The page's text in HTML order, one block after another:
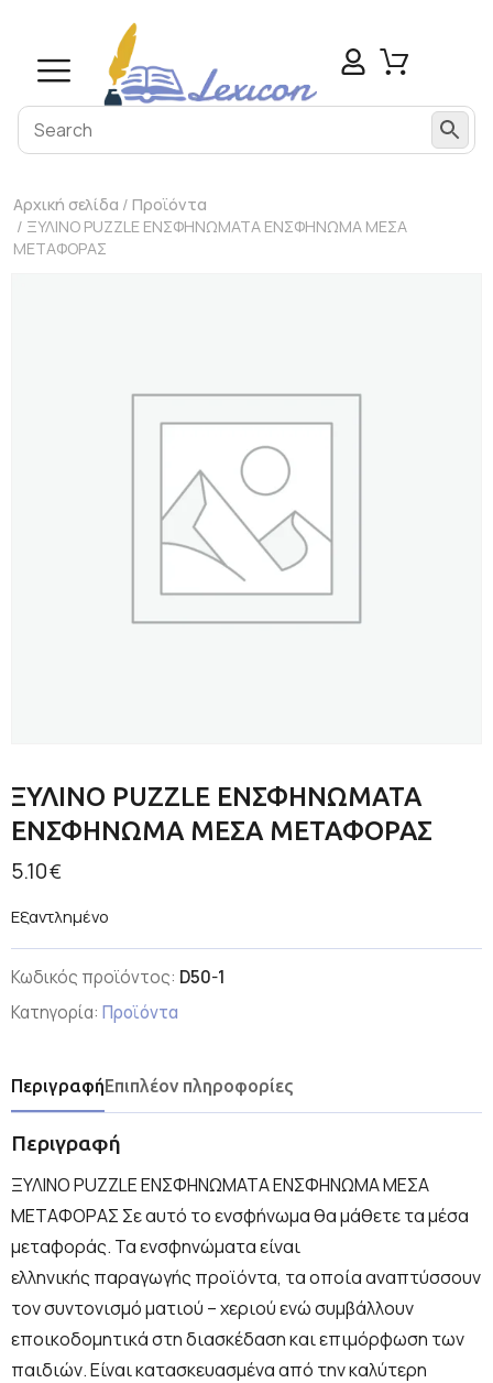
Αρχική σελίδα / Προϊόντα
/ ΞΥΛΙΝΟ PUZZLE ΕΝΣΦΗΝΩΜΑΤΑ ΕΝΣΦΗΝΩΜΑ ΜΕΣΑ
ΜΕΤΑΦΟΡΑΣ
ΞΥΛΙΝΟ PUZZLE ΕΝΣΦΗΝΩΜΑΤΑ
ΕΝΣΦΗΝΩΜΑ ΜΕΣΑ ΜΕΤΑΦΟΡΑΣ
5.10€
Εξαντλημένο
Κωδικός προϊόντος: D50-1
Κατηγορία: Προϊόντα
ΠεριγραφήΕπιπλέον πληροφορίες
Περιγραφή
ΞΥΛΙΝΟ PUZZLE ΕΝΣΦΗΝΩΜΑΤΑ ΕΝΣΦΗΝΩΜΑ ΜΕΣΑ
ΜΕΤΑΦΟΡΑΣ Σε αυτό το ενσφήνωμα θα μάθετε τα μέσα
μεταφοράς. Τα ενσφηνώματα είναι
ελληνικής παραγωγής προϊόντα, τα οποία αναπτύσσουν
τον συντονισμό ματιού – χεριού ενώ συμβάλλουν
εποικοδομητικά στη διασκέδαση και επιμόρφωση των
παιδιών. Είναι κατασκευασμένα από την καλύτερη